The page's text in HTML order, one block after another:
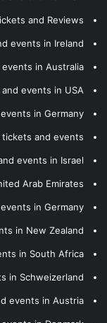
and Reviews
events in Ireland
in Australia
events in USA
in Germany
tickets and events
events in Israel
Arab Emirates
in Germany
in New Zealand
in South Africa
in Schweizerland
events in Austria